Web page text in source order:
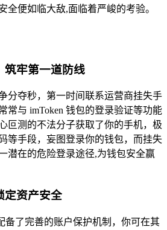
全便如临大敌,面临着严峻的考验。
筑牢第一道防线
分夺秒，第一时间联系运营商挂失手
常与 imToken 钱包的登录验证等功能
叵测的不法分子获取了你的手机，极
等手段，妄图登录你的钱包，而挂失
潜在的危险登录途径,为钱包安全赢
定资产安全
备了完善的账户保护机制，你可在其